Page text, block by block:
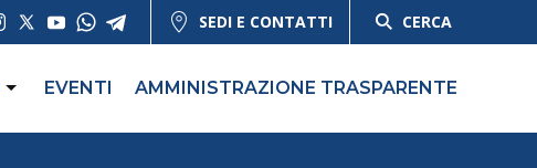
SEDI E CONTATTI CERCA
EVENTI AMMINISTRAZIONE TRASPARENTE